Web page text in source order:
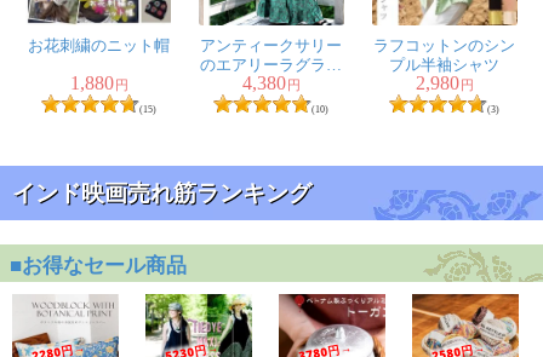
お花刺繍のニット帽
1,880 円
(15)
アンティークサリー
のエアリーラグラン
ティアードドレス
4,380 円
(10)
ラフコットンのシン
プル半袖シャツ
2,980 円
(3)
インド映画売れ筋ランキング